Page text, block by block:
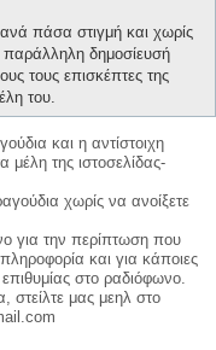
πάσα στιγμή και χωρίς
δημοσίευσή
τους επισκέπτες της
του.
και η αντίστοιχη
της ιστοσελίδας-
χωρίς να ανοίξετε
για την περίπτωση που
και για κάποιες
στο ραδιόφωνο.
στείλτε μας μεηλ στο